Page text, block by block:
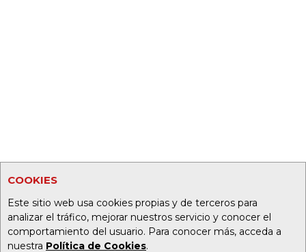
COOKIES
Este sitio web usa cookies propias y de terceros para
analizar el tráfico, mejorar nuestros servicio y conocer el
comportamiento del usuario. Para conocer más, acceda a
nuestra Política de Cookies.